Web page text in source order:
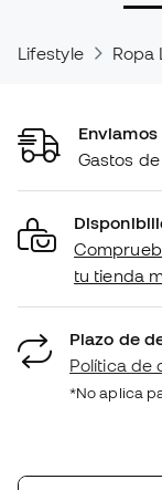
Lifestyle Ropa
Gastos
tu tienda
Plazo de
Política de
*No aplica